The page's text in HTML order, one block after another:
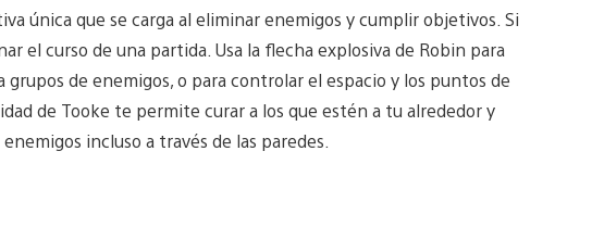
única que se carga al eliminar enemigos y cumplir objetivos. Si
el curso de una partida. Usa la flecha explosiva de Robin para
de enemigos, o para controlar el espacio y los puntos de
de Tooke te permite curar a los que estén a tu alrededor y
incluso a través de las paredes.